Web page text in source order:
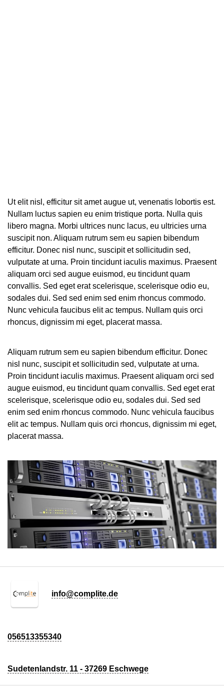
Ut elit nisl, efficitur sit amet augue ut, venenatis lobortis est.
Nullam luctus sapien eu enim tristique porta. Nulla quis
libero magna. Morbi ultrices nunc lacus, eu ultricies urna
suscipit non. Aliquam rutrum sem eu sapien bibendum
efficitur. Donec nisl nunc, suscipit et sollicitudin sed,
vulputate at urna. Proin tincidunt iaculis maximus. Praesent
aliquam orci sed augue euismod, eu tincidunt quam
convallis. Sed eget erat scelerisque, scelerisque odio eu,
sodales dui. Sed sed enim sed enim rhoncus commodo.
Nunc vehicula faucibus elit ac tempus. Nullam quis orci
rhoncus, dignissim mi eget, placerat massa.
Aliquam rutrum sem eu sapien bibendum efficitur. Donec
nisl nunc, suscipit et sollicitudin sed, vulputate at urna.
Proin tincidunt iaculis maximus. Praesent aliquam orci sed
augue euismod, eu tincidunt quam convallis. Sed eget erat
scelerisque, scelerisque odio eu, sodales dui. Sed sed
enim sed enim rhoncus commodo. Nunc vehicula faucibus
elit ac tempus. Nullam quis orci rhoncus, dignissim mi eget,
placerat massa.
info@complite.de
056513355340
Sudetenlandstr. 11 - 37269 Eschwege